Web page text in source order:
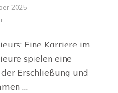
2025
zu
Öl-
Karrierechancen
Energiesektor
Eine Karriere im
spielen eine
Erschließung und
…